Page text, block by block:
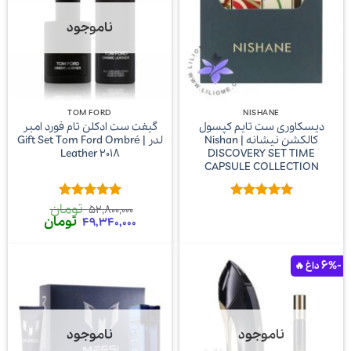
NISHANE
دیسکاوری ست تایم کپسول
کالکشن نیشانه | Nishan
DISCOVERY SET TIME
CAPSULE COLLECTION
ناموجود
TOM FORD
گیفت ست ادکلن تام فورد امبر
لدر | Gift Set Tom Ford Ombré
Leather 2018
امتیاز5از
5
52,800,000 تومان
قیمت
اصلی
49,340,000 تومان
-6%
ناموجود ناموجود